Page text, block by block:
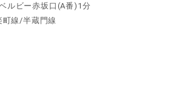
ルビー赤坂口(A番)1分
町線/半蔵門線